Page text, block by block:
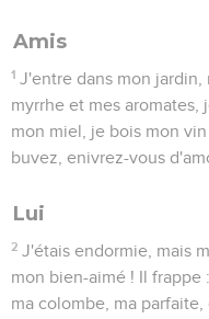
Amis
1 J'entre dans mon
myrrhe et mes aromates,
mon miel, je bois mon
buvez, enivrez-vous
Lui
2 J'étais endormie, mais
mon bien-aimé ! Il frappe
ma colombe, ma